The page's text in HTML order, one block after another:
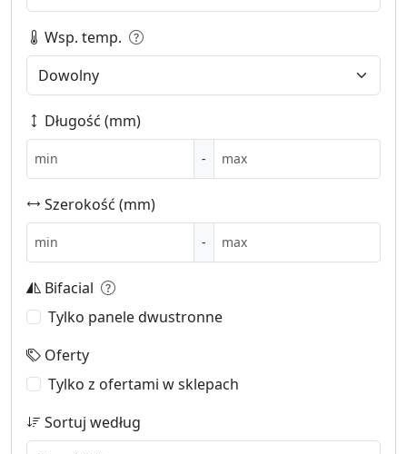
Wsp. temp.
Długość (mm)
-
Szerokość (mm)
-
Bifacial
Tylko panele dwustronne
Oferty
Tylko z ofertami w sklepach
Sortuj według